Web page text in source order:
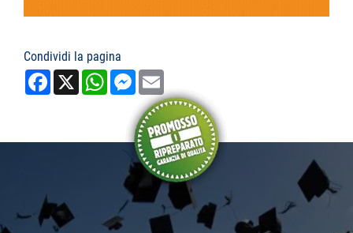
Condividi la pagina
Facebook
X WhatsAppMessenger